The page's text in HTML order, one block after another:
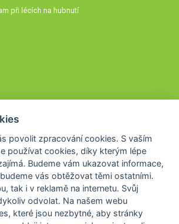
při lécích na hubnutí
údaji
povolit zpracování cookies. S vaším
používat cookies, díky kterým lépe
. Budeme vám ukazovat informace,
vás obtěžovat těmi ostatními.
tak i v reklamě na internetu. Svůj
odvolat. Na našem webu
které jsou nezbytné, aby stránky